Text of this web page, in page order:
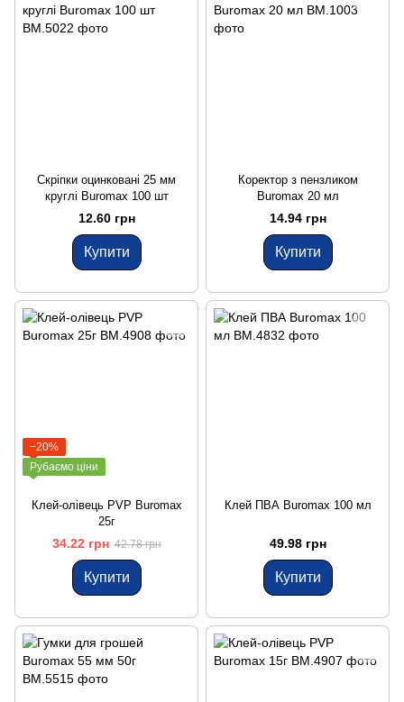
Скріпки оцинковані 25 мм
круглі Buromax 100 шт
12.60 грн
Купити
Коректор з пензликом
Buromax 20 мл
14.94 грн
Купити
−20%
Рубаємо ціни
Клей-олівець PVP Buromax
25г
34.22 грн 42.78 грн
Купити
Клей ПВА Buromax 100 мл
49.98 грн
Купити